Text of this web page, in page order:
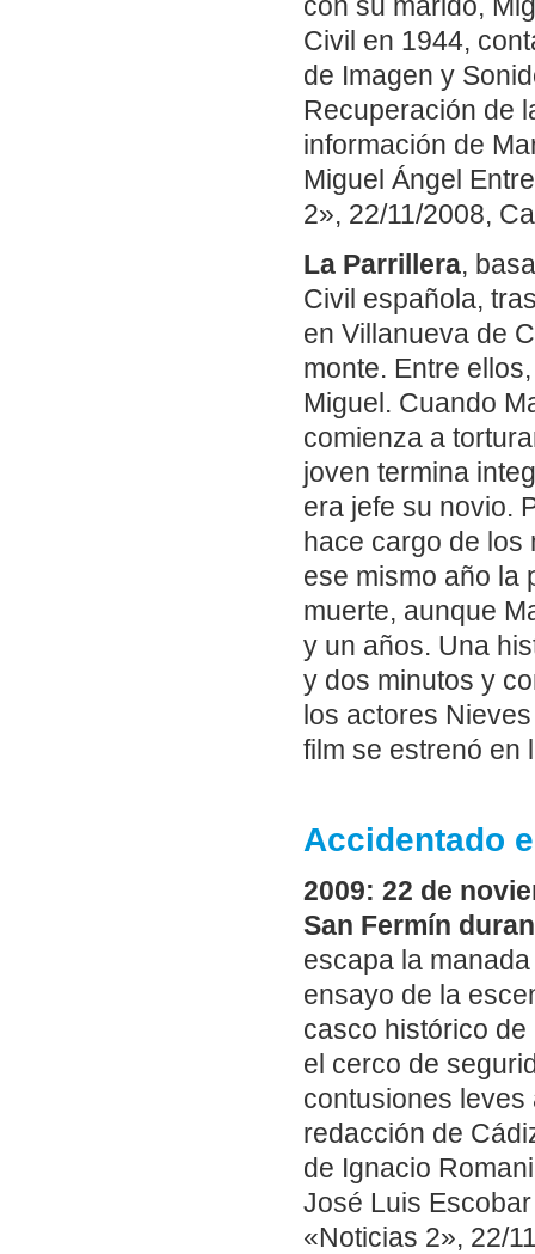
con su marido,
Civil en 1944,
de Imagen y
Recuperación de
información de
Miguel Ángel
2», 22/11/2008,
La Parrillera,
Civil española,
en Villanueva de
monte. Entre
Miguel. Cuando
comienza a
joven termina
era jefe su novio.
hace cargo de los
ese mismo año la
muerte, aunque
y un años. Una
y dos minutos y
los actores
film se estrenó en
Accidentado
2009: 22 de
San Fermín
escapa la
ensayo de la
casco histórico
el cerco de
contusiones leves
redacción de
de Ignacio
José Luis
«Noticias 2», 22/